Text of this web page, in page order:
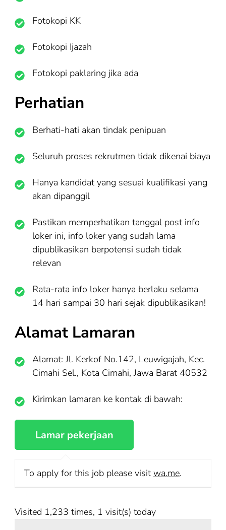
Fotokopi KK
Fotokopi Ijazah
Fotokopi paklaring jika ada
Perhatian
Berhati-hati akan tindak penipuan
Seluruh proses rekrutmen tidak dikenai biaya
Hanya kandidat yang sesuai kualifikasi yang
akan dipanggil
Pastikan memperhatikan tanggal post info
loker ini, info loker yang sudah lama
dipublikasikan berpotensi sudah tidak
relevan
Rata-rata info loker hanya berlaku selama
14 hari sampai 30 hari sejak dipublikasikan!
Alamat Lamaran
Alamat: Jl. Kerkof No.142, Leuwigajah, Kec.
Cimahi Sel., Kota Cimahi, Jawa Barat 40532
Kirimkan lamaran ke kontak di bawah:
To apply for this job please visit wa.me.
Visited 1,233 times, 1 visit(s) today